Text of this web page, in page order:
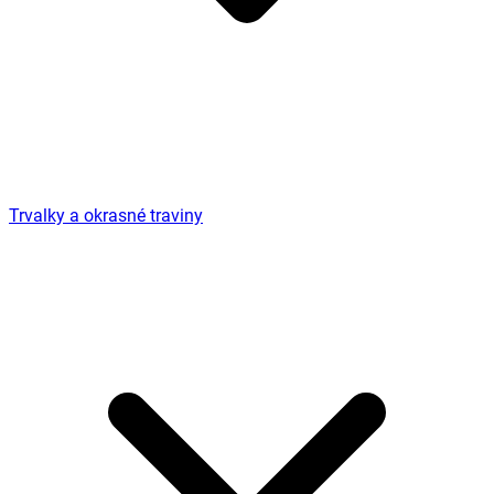
Trvalky a okrasné traviny